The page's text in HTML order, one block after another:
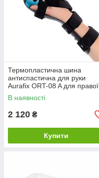
Термопластична шина
антиспастична для руки
Aurafix ORT-08 A для правої
руки
В наявності
2 120 ₴
Купити